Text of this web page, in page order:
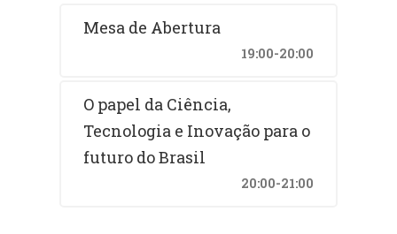
Mesa de Abertura
19:00-20:00
O papel da Ciência,
Tecnologia e Inovação para o
futuro do Brasil
20:00-21:00